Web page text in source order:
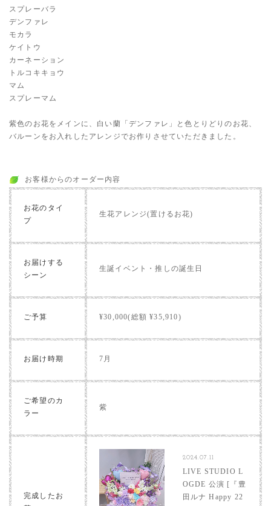
スプレーバラ
デンファレ
モカラ
ケイトウ
カーネーション
トルコキキョウ
マム
スプレーマム
紫色のお花をメインに、白い蘭「デンファレ」と色とりどりのお花、
バルーンをお入れしたアレンジでお作りさせていただきました。
お客様からのオーダー内容
お花のタイ
プ
生花アレンジ(置けるお花)
お届けする
シーン
生誕イベント・推しの誕生日
ご予算 ¥30,000(総額 ¥35,910)
お届け時期 7月
ご希望のカ
ラー
紫
完成したお
2024.07.11
LIVE STUDIO L
OGDE 公演 [『豊
田ルナ Happy 22